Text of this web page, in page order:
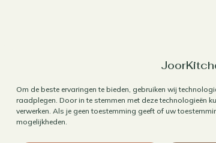
Om de beste ervaringen te bieden, gebruiken wij
raadplegen. Door in te stemmen met deze technologieën
verwerken. Als je geen toestemming geeft of uw
mogelijkheden.